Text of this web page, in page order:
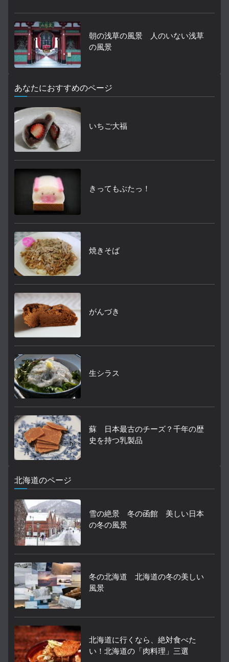
朝の浅草の風景 人のいない浅草
の風景
あなたにおすすめのページ
いちご大福
きってもぶたっ！
焼きそば
がんづき
生シラス
蘇 日本最古のチーズ？千年の歴
史を持つ乳製品
北海道のページ
雪の絶景 冬の函館 美しい日本
の冬の風景
冬の北海道 北海道の冬の美しい
風景
北海道に行くなら、絶対食べた
い！北海道の「肉料理」三選